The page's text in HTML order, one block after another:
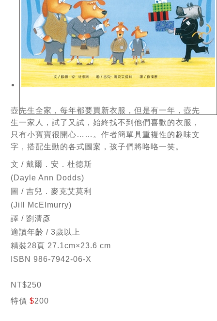
壺先生全家，每年都要買新衣服，但是有一年，壺先
生一家人，試了又試，始終找不到他們喜歡的衣服，
只有小寶寶很開心……。作者簡單具重複性的趣味文
字，搭配生動的各式圖案，孩子們將咯咯一笑。
文 / 戴爾．安．杜德斯
(Dayle Ann Dodds)
圖 / 吉兒．麥克艾莫利
(Jill McElmurry)
譯 / 劉清彥
適讀年齡 / 3歲以上
精裝28頁 27.1cm×23.6 cm
ISBN 986-7942-06-X
NT$250
特價 $200